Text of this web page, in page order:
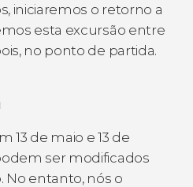
iniciaremos o retorno a
esta excursão entre
no ponto de partida.
13 de maio e 13 de
ser modificados
No entanto, nós o